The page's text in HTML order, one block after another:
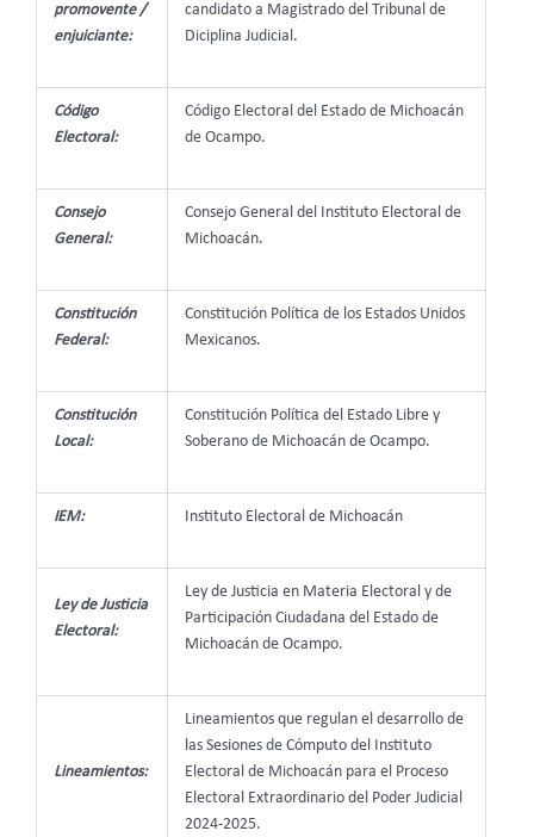
promovente /
enjuiciante:
candidato a Magistrado del Tribunal de
Diciplina Judicial.
Código
Electoral:
Código Electoral del Estado de Michoacán
de Ocampo.
Consejo
General:
Consejo General del Instituto Electoral de
Michoacán.
Constitución
Federal:
Constitución Política de los Estados Unidos
Mexicanos.
Constitución
Local:
Constitución Política del Estado Libre y
Soberano de Michoacán de Ocampo.
IEM: Instituto Electoral de Michoacán
Ley de Justicia
Electoral:
Ley de Justicia en Materia Electoral y de
Participación Ciudadana del Estado de
Michoacán de Ocampo.
Lineamientos:
Lineamientos que regulan el desarrollo de
las Sesiones de Cómputo del Instituto
Electoral de Michoacán para el Proceso
Electoral Extraordinario del Poder Judicial
2024-2025.